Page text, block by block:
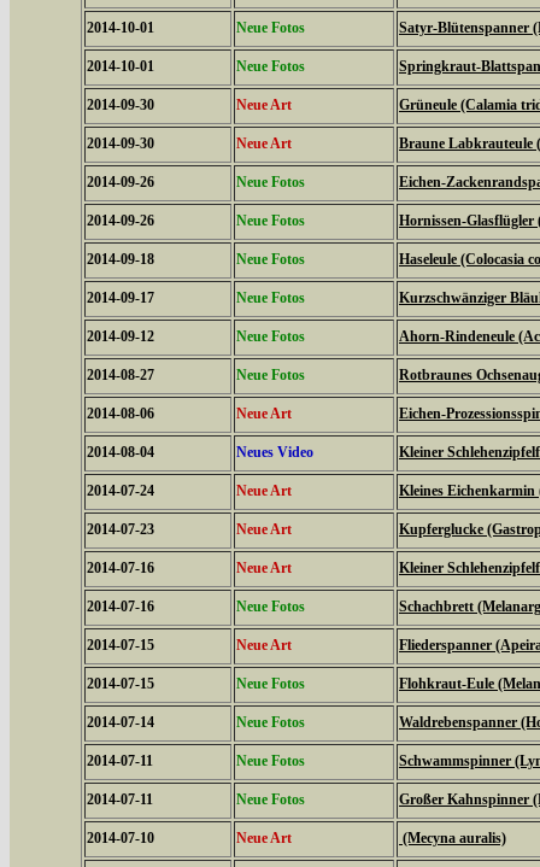
2014-10-01 Neue Fotos Satyr-Blütenspanner
2014-10-01 Neue Fotos Springkraut-
2014-09-30 Neue Art Grüneule (Calamia
2014-09-30 Neue Art Braune Labkrauteule
2014-09-26 Neue Fotos Eichen-
2014-09-26 Neue Fotos Hornissen-Glasflügler
2014-09-18 Neue Fotos Haseleule (Colocasia
2014-09-17 Neue Fotos Kurzschwänziger
2014-09-12 Neue Fotos Ahorn-Rindeneule
2014-08-27 Neue Fotos Rotbraunes
2014-08-06 Neue Art Eichen-
2014-08-04 Neues Video Kleiner
2014-07-24 Neue Art Kleines Eichenkarmin
2014-07-23 Neue Art Kupferglucke
2014-07-16 Neue Art Kleiner
2014-07-16 Neue Fotos Schachbrett
2014-07-15 Neue Art Fliederspanner
2014-07-15 Neue Fotos Flohkraut-Eule
2014-07-14 Neue Fotos Waldrebenspanner
2014-07-11 Neue Fotos Schwammspinner
2014-07-11 Neue Fotos Großer Kahnspinner
2014-07-10 Neue Art (Mecyna auralis)